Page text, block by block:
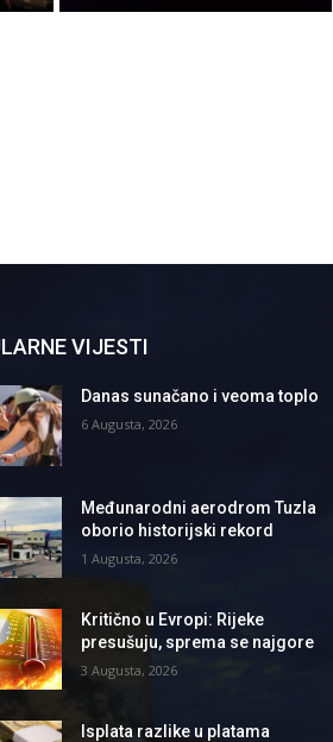
VIJESTI
Danas sunačano i veoma toplo
6 Augusta, 2026
Međunarodni aerodrom Tuzla
oborio historijski rekord
1 Augusta, 2026
Kritično u Evropi: Rijeke
presušuju, sprema se najgore
3 Augusta, 2026
Isplata razlike u platama